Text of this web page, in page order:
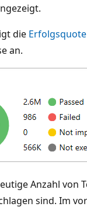
die Erfolgsquote
an.
Anzahl von
sind. Im